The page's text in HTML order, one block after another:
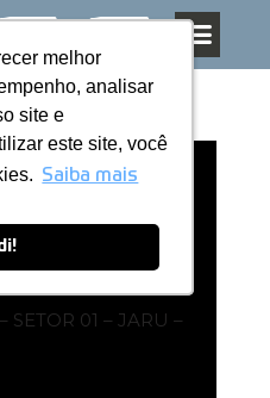
melhor
analisar
site e
este site, você
Saiba mais
melhor
analisar
site e
este site, você
Saiba mais
I V M MOVEIS
SETOR 01 – JARU –